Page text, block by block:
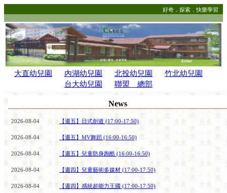
好奇．探索．快樂學習
大直幼兒園 內湖幼兒園 北投幼兒園
竹北幼兒園
台大幼兒園
聯盟 總部
News
2026-08-04 【週五】日式劍道 (17:00-17:50)
2026-08-04 【週五】MV舞蹈 (16:00-16:50)
2026-08-04 【週五】兒童防身跑酷 (16:00-16:50)
2026-08-04 【週四】兒童藝術多媒材 (17:00-17:50)
2026-08-04 【週四】感統超能力王國 (17:00-17:50)